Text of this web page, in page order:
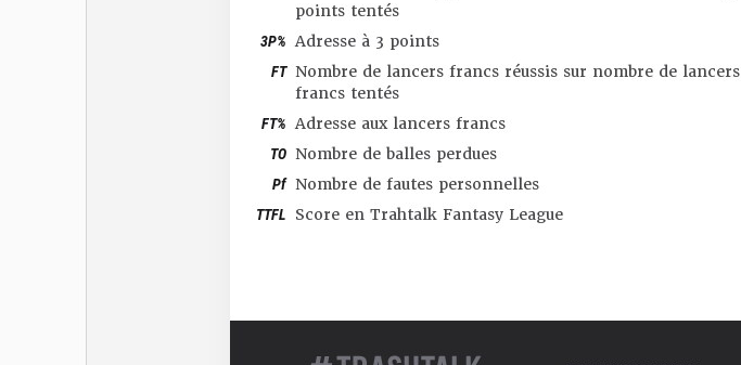
points tentés
3P% Adresse à 3 points
FT Nombre de lancers francs réussis sur nombre de lancers
francs tentés
FT% Adresse aux lancers francs
TO Nombre de balles perdues
Pf Nombre de fautes personnelles
TTFL Score en Trahtalk Fantasy League